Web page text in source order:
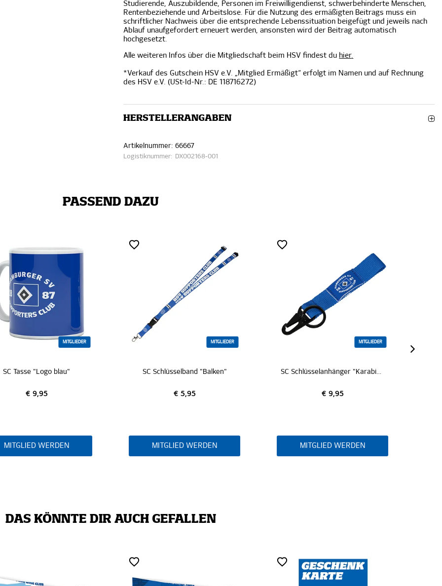
Studierende, Auszubildende, Personen im Freiwilligendienst, schwerbehinderte Menschen,
Rentenbeziehende und Arbeitslose. Für die Nutzung des ermäßigten Beitrags muss ein
schriftlicher Nachweis über die entsprechende Lebenssituation beigefügt und jeweils nach
Ablauf unaufgefordert erneuert werden, ansonsten wird der Beitrag automatisch
hochgesetzt.
Alle weiteren Infos über die Mitgliedschaft beim HSV findest du hier.
*Verkauf des Gutschein HSV e.V. „Mitglied Ermäßigt“ erfolgt im Namen und auf Rechnung
des HSV e.V. (USt-Id-Nr.: DE 118716272)
HERSTELLERANGABEN
Artikelnummer: 66667
Logistiknummer: DX002168-001
PASSEND DAZU
SC Schlüsselband "Balken"
MITGLIED WERDEN MITGLIED WERDEN
SC Büdel "Blau"
MITGLIED WERDEN
DAS KÖNNTE DIR AUCH GEFALLEN